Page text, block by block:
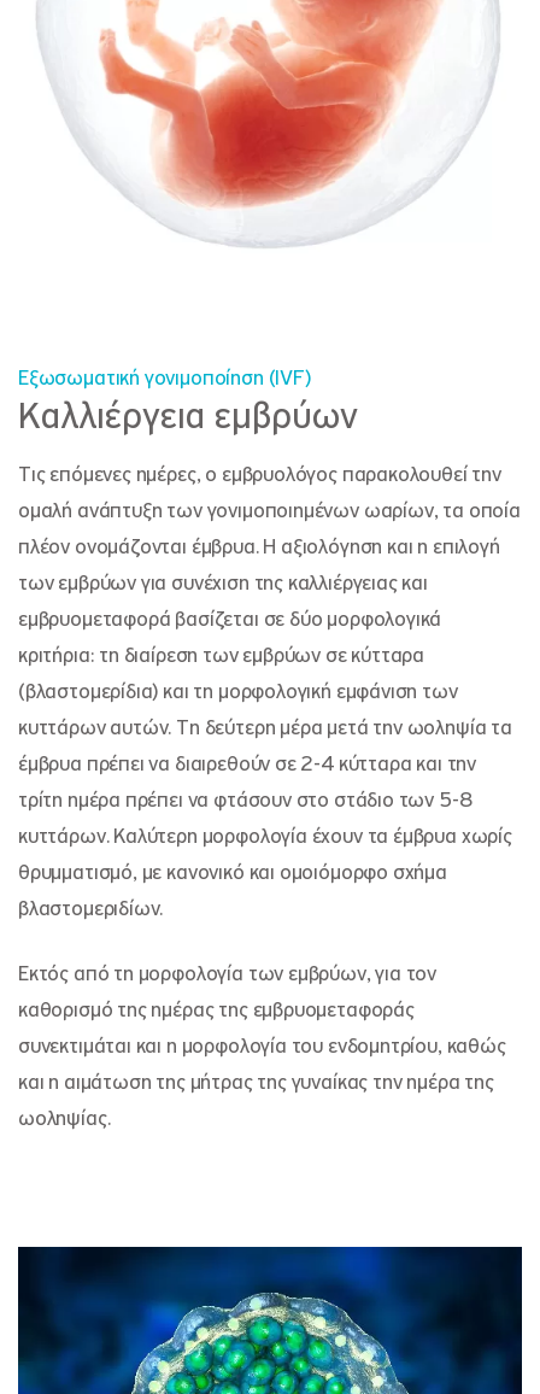
Εξωσωματική γονιμοποίηση (IVF)
Καλλιέργεια εμβρύων
Τις επόμενες ημέρες, ο εμβρυολόγος παρακολουθεί την
ομαλή ανάπτυξη των γονιμοποιημένων ωαρίων, τα οποία
πλέον ονομάζονται έμβρυα. Η αξιολόγηση και η επιλογή
των εμβρύων για συνέχιση της καλλιέργειας και
εμβρυομεταφορά βασίζεται σε δύο μορφολογικά
κριτήρια: τη διαίρεση των εμβρύων σε κύτταρα
(βλαστομερίδια) και τη μορφολογική εμφάνιση των
κυττάρων αυτών. Τη δεύτερη μέρα μετά την ωοληψία τα
έμβρυα πρέπει να διαιρεθούν σε 2-4 κύτταρα και την
τρίτη ημέρα πρέπει να φτάσουν στο στάδιο των 5-8
κυττάρων. Καλύτερη μορφολογία έχουν τα έμβρυα χωρίς
θρυμματισμό, με κανονικό και ομοιόμορφο σχήμα
βλαστομεριδίων.
Εκτός από τη μορφολογία των εμβρύων, για τον
καθορισμό της ημέρας της εμβρυομεταφοράς
συνεκτιμάται και η μορφολογία του ενδομητρίου, καθώς
και η αιμάτωση της μήτρας της γυναίκας την ημέρα της
ωοληψίας.